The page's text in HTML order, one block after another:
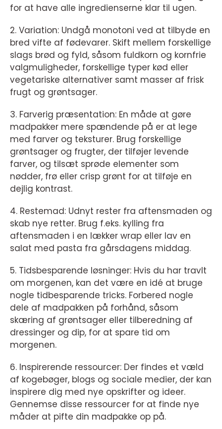
for at have alle ingredienserne klar til ugen.
2. Variation: Undgå monotoni ved at tilbyde en
bred vifte af fødevarer. Skift mellem forskellige
slags brød og fyld, såsom fuldkorn og kornfrie
valgmuligheder, forskellige typer kød eller
vegetariske alternativer samt masser af frisk
frugt og grøntsager.
3. Farverig præsentation: En måde at gøre
madpakker mere spændende på er at lege
med farver og teksturer. Brug forskellige
grøntsager og frugter, der tilføjer levende
farver, og tilsæt sprøde elementer som
nødder, frø eller crisp grønt for at tilføje en
dejlig kontrast.
4. Restemad: Udnyt rester fra aftensmaden og
skab nye retter. Brug f.eks. kylling fra
aftensmaden i en lækker wrap eller lav en
salat med pasta fra gårsdagens middag.
5. Tidsbesparende løsninger: Hvis du har travlt
om morgenen, kan det være en idé at bruge
nogle tidbesparende tricks. Forbered nogle
dele af madpakken på forhånd, såsom
skæring af grøntsager eller tilberedning af
dressinger og dip, for at spare tid om
morgenen.
6. Inspirerende ressourcer: Der findes et væld
af kogebøger, blogs og sociale medier, der kan
inspirere dig med nye opskrifter og ideer.
Gennemse disse ressourcer for at finde nye
måder at pifte din madpakke op på.